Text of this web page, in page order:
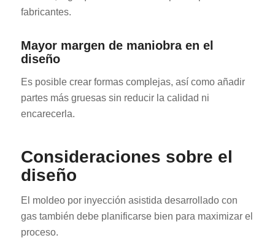
fabricantes.
Mayor margen de maniobra en el
diseño
Es posible crear formas complejas, así como añadir
partes más gruesas sin reducir la calidad ni
encarecerla.
Consideraciones sobre el
diseño
El moldeo por inyección asistida desarrollado con
gas también debe planificarse bien para maximizar el
proceso.